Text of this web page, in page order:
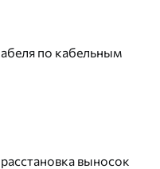
по кабельным
выносок